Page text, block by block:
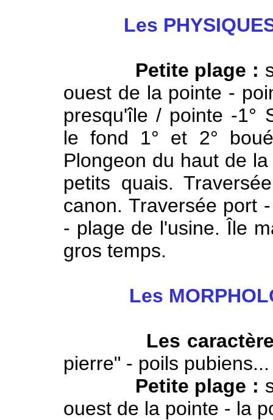
Les
Petite plage :
ouest de la pointe -
presqu'île / pointe -1°
le fond 1° et 2°
Plongeon du haut de
petits quais.
canon. Traversée port
- plage de l'usine. Île
gros temps.
Les
Les
pierre" - poils pubiens...
Petite plage :
ouest de la pointe - la